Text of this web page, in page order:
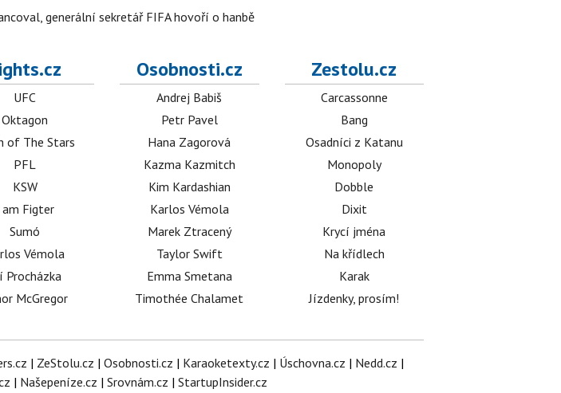
generální sekretář FIFA hovoří o hanbě
UFC
Oktagon
of The Stars
PFL
KSW
am Figter
Sumó
Vémola
Procházka
McGregor
Osobnosti.cz
Andrej Babiš
Petr Pavel
Hana Zagorová
Kazma Kazmitch
Kim Kardashian
Karlos Vémola
Marek Ztracený
Taylor Swift
Emma Smetana
Timothée Chalamet
Zestolu.cz
Carcassonne
Bang
Osadníci z Katanu
Monopoly
Dobble
Dixit
Krycí jména
Na křídlech
Karak
Jízdenky, prosím!
| ZeStolu.cz | Osobnosti.cz | Karaoketexty.cz | Úschovna.cz | Nedd.cz |
| Našepeníze.cz | Srovnám.cz | StartupInsider.cz